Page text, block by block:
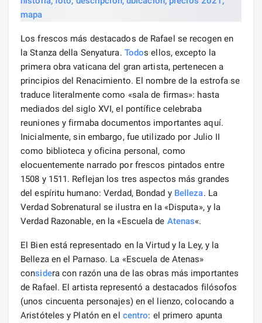
Los frescos más destacados de Rafael se recogen en
la Stanza della Senyatura. Todos ellos, excepto la
primera obra vaticana del gran artista, pertenecen a
principios del Renacimiento. El nombre de la estrofa se
traduce literalmente como «sala de firmas»: hasta
mediados del siglo XVI, el pontífice celebraba
reuniones y firmaba documentos importantes aquí.
Inicialmente, sin embargo, fue utilizado por Julio II
como biblioteca y oficina personal, como
elocuentemente narrado por frescos pintados entre
1508 y 1511. Reflejan los tres aspectos más grandes
del espíritu humano: Verdad, Bondad y Belleza. La
Verdad Sobrenatural se ilustra en la «Disputa», y la
Verdad Razonable, en la «Escuela de Atenas«.
El Bien está representado en la Virtud y la Ley, y la
Belleza en el Parnaso. La «Escuela de Atenas»
considera con razón una de las obras más importantes
de Rafael. El artista representó a destacados filósofos
(unos cincuenta personajes) en el lienzo, colocando a
Aristóteles y Platón en el centro: el primero apunta